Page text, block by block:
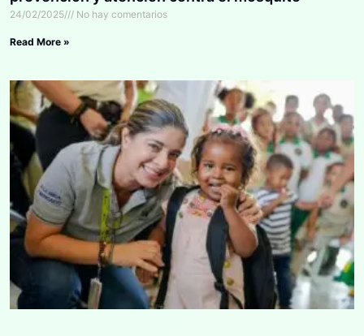
24/02/2025 No hay comentarios
Read More »